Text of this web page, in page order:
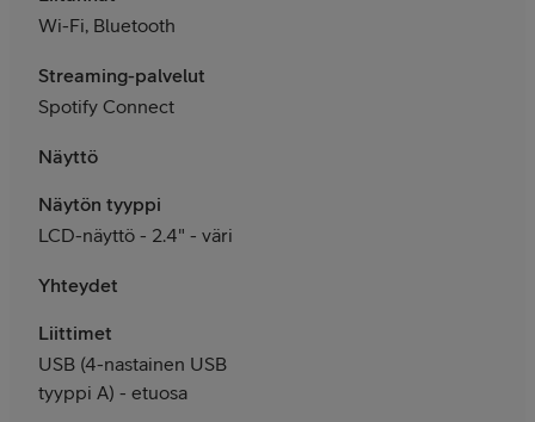
Wi-Fi, Bluetooth
Streaming-palvelut
Spotify Connect
Näyttö
Näytön tyyppi
LCD-näyttö - 2.4" - väri
Yhteydet
Liittimet
USB (4-nastainen USB
tyyppi A) - etuosa